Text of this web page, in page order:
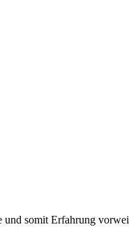
somit Erfahrung